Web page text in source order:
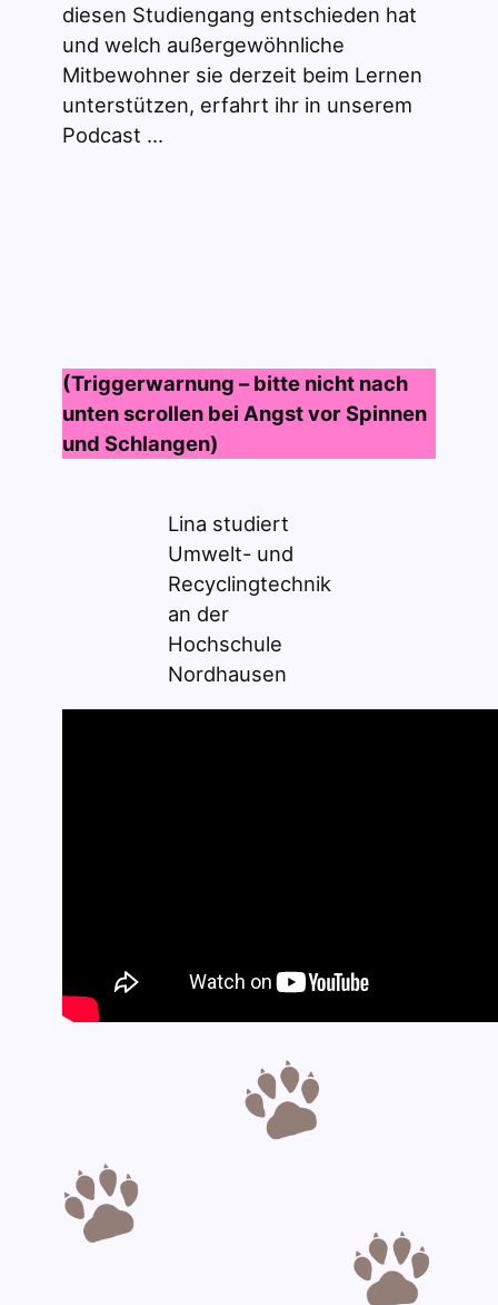
diesen Studiengang entschieden hat
und welch außergewöhnliche
Mitbewohner sie derzeit beim Lernen
unterstützen, erfahrt ihr in unserem
Podcast …
(Triggerwarnung – bitte nicht nach
unten scrollen bei Angst vor Spinnen
und Schlangen)
Lina studiert
Umwelt- und
Recyclingtechnik
an der
Hochschule
Nordhausen